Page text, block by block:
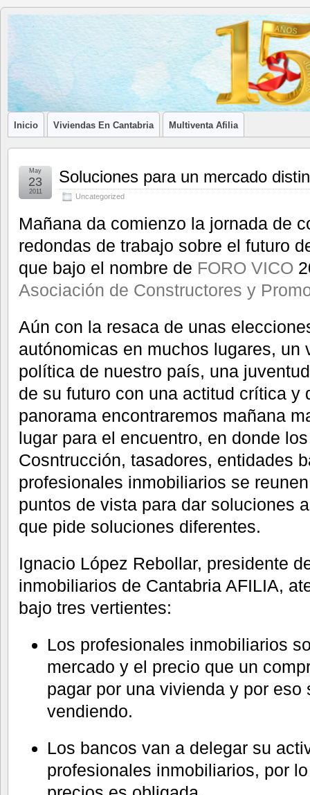
Blog de
Afilia
Inmobiliarias
LA ASOCIACIÓN DE LOS PROFESIONALES INMOBILIARIOS
Inicio Viviendas En Cantabria Multiventa Afilia
Soluciones para un mercado
Uncategorized
May
23
2011
Mañana da comienzo la jornada de
redondas de trabajo sobre el futuro
que bajo el nombre de FORO VICO
Asociación de Constructores y
Aún con la resaca de unas
autónomicas en muchos lugares, un
política de nuestro país, una
de su futuro con una actitud crítica y
panorama encontraremos mañana
lugar para el encuentro, en donde
Cosntrucción, tasadores, entidades
profesionales inmobiliarios se
puntos de vista para dar soluciones
que pide soluciones diferentes.
Ignacio López Rebollar, presidente
inmobiliarios de Cantabria AFILIA,
bajo tres vertientes:
Los profesionales inmobiliarios
mercado y el precio que un
pagar por una vivienda y por
vendiendo.
Los bancos van a delegar su
profesionales inmobiliarios, por